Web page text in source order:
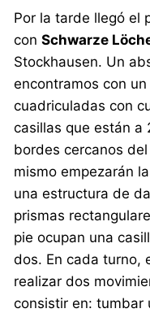
Por la tarde llegó el
conSchwarze
Stockhausen. Un
encontramos con
cuadriculadas con
casillas que están a
bordes cercanos
mismo empezarán
una estructura de
prismas
pie ocupan una
dos. En cada turno,
realizar dos
consistir en: tumbar